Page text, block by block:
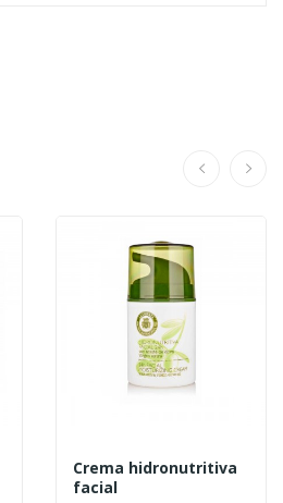
Crema hidronutritiva
facial